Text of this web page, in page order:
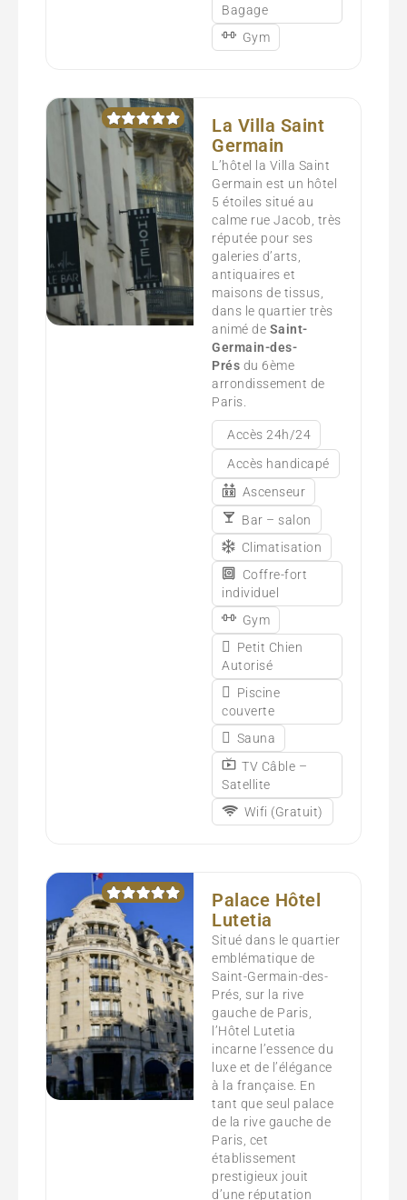
Bagage
Gym
La Villa Saint
Germain
L’hôtel la Villa Saint
Germain est un hôtel
5 étoiles situé au
calme rue Jacob, très
réputée pour ses
galeries d’arts,
antiquaires et
maisons de tissus,
dans le quartier très
animé de Saint-
Germain-des-
Prés du 6ème
arrondissement de
Paris.
Accès 24h/24
Accès handicapé
Ascenseur
Bar – salon
Climatisation
Coffre-fort
individuel
Gym
Petit Chien
Autorisé
Piscine
couverte
Sauna
TV Câble –
Satellite
Wifi (Gratuit)
Palace Hôtel
Lutetia
Situé dans le quartier
emblématique de
Saint-Germain-des-
Prés, sur la rive
gauche de Paris,
l’Hôtel Lutetia
incarne l’essence du
luxe et de l’élégance
à la française. En
tant que seul palace
de la rive gauche de
Paris, cet
établissement
prestigieux jouit
d’une réputation